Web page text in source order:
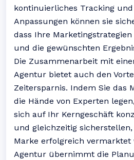
kontinuierliches Tracking und
Anpassungen können sie
dass Ihre
und die gewünschten
Die Zusammenarbeit mit
Agentur bietet auch den
Zeitersparnis. Indem Sie das
die Hände von Experten
sich auf Ihr Kerngeschäft
und gleichzeitig sicherstellen,
Marke erfolgreich vermarktet
Agentur übernimmt die